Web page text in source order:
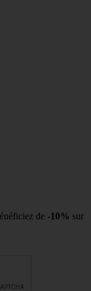
de -10% sur